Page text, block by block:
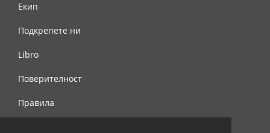
Екип
Подкрепете ни
Libro
Поверителност
Правила